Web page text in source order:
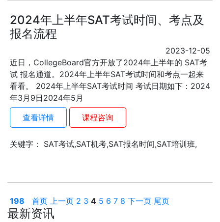
2024年上半年SAT考试时间、考点及
报名流程
2023-12-05
近日，CollegeBoard官方开放了2024年上半年的 SAT考
试 报名通道。2024年上半年SAT考试时间和考点一起来
看看。 2024年上半年SAT考试时间 考试日期如下：2024
年3月9日2024年5月
查看详情
课程咨询
关键字： SAT考试,SAT机考,SAT报名时间,SAT培训班,
198 首页 上一页 2 3 4 5 6 7 8 下一页 尾页
最新资讯